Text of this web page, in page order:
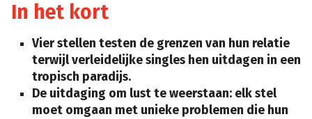
In het kort
Vier stellen testen de grenzen van hun relatie
terwijl verleidelijke singles hen uitdagen in een
tropisch paradijs.
De uitdaging om lust te weerstaan: elk stel
moet omgaan met unieke problemen die hun